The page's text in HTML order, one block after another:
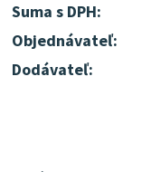
Suma s DPH:
Objednávateľ:
Dodávateľ: